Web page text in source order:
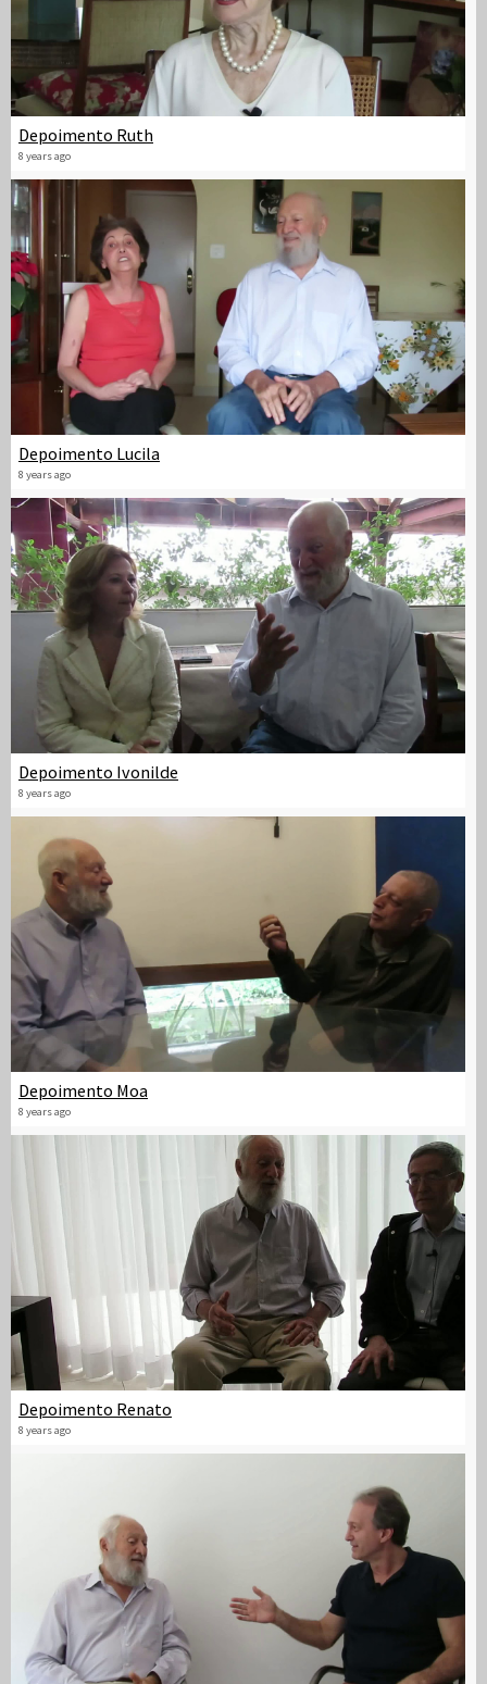
Depoimento Ruth
8 years ago
Depoimento Lucila
8 years ago
Depoimento Ivonilde
8 years ago
Depoimento Moa
8 years ago
Depoimento Renato
8 years ago